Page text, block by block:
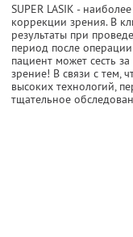
SUPER LASIK -
коррекции зрения. В
результаты при
период после
пациент может сесть
зрение! В связи с тем,
высоких технологий,
тщательное